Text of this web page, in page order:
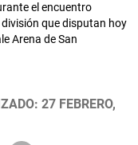
el encuentro
que disputan hoy
Arena de San
27 FEBRERO,